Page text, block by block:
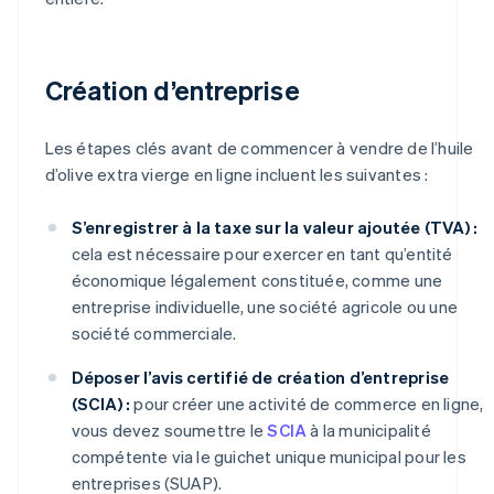
Création d’entreprise
Les étapes clés avant de commencer à vendre de l’huile
d’olive extra vierge en ligne incluent les suivantes :
S’enregistrer à la taxe sur la valeur ajoutée (TVA) :
cela est nécessaire pour exercer en tant qu’entité
économique légalement constituée, comme une
entreprise individuelle, une société agricole ou une
société commerciale.
Déposer l’avis certifié de création d’entreprise
(SCIA) : pour créer une activité de commerce en ligne,
vous devez soumettre leSCIA à la municipalité
compétente via le guichet unique municipal pour les
entreprises (SUAP).